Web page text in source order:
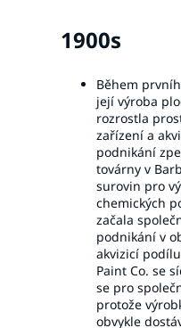
1900s
Během
její výroba
rozrostla
zařízení a
podnikání
továrny v
surovin pro
chemických
začala
podnikání v
akvizicí
Paint Co. se
se pro
protože
obvykle